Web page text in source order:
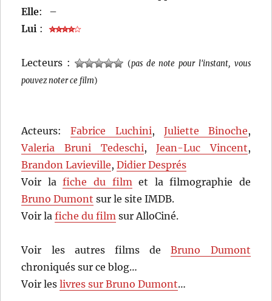
Elle:
–
Lui :
Lecteurs : (pas de note pour l'instant, vous
pouvez noter ce film)
Acteurs:Fabrice Luchini, Juliette Binoche,
Valeria Bruni Tedeschi,Jean-Luc Vincent,
Brandon Lavieville,Didier Després
Voir lafiche du film et la filmographie de
Bruno Dumont sur le site IMDB.
Voir lafiche du film sur AlloCiné.
Voir les autres films deBruno Dumont
chroniqués sur ce blog…
Voir leslivres sur Bruno Dumont…